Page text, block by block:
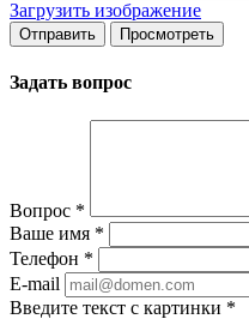
Загрузить изображение
Задать вопрос
Вопрос *
Ваше имя *
Телефон *
E-mail
Введите текст с картинки *